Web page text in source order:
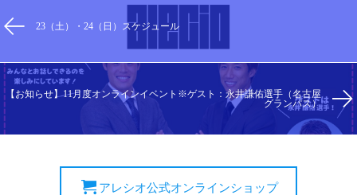
23（土）・24（日）スケジュール
【お知らせ】11月度オンラインイベント※ゲスト：永井謙佑選手（名古屋
グランパス）
アレシオ公式オンラインショップ